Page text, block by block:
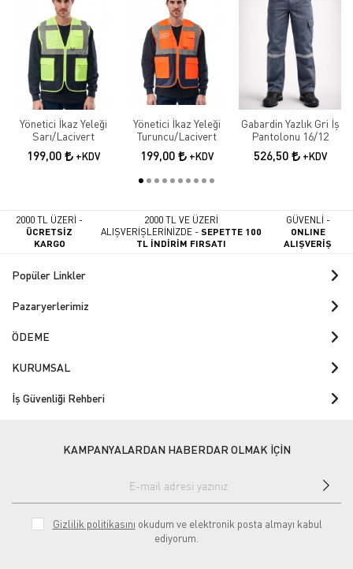
Yönetici İkaz Yeleği
Sarı/Lacivert
199,00 +KDV
Yönetici İkaz Yeleği
Turuncu/Lacivert
199,00 +KDV
Gabardin Yazlık Gri İş
Pantolonu 16/12
526,50 +KDV
2000 TL ÜZERİ -
ÜCRETSİZ
KARGO
2000 TL VE ÜZERİ
ALIŞVERİŞLERİNİZDE -SEPETTE 100
TL İNDİRİM FIRSATI
GÜVENLİ -
ONLINE
ALIŞVERİŞ
Popüler Linkler
Pazaryerlerimiz
ÖDEME
KURUMSAL
İş Güvenliği Rehberi
KAMPANYALARDAN HABERDAR OLMAK İÇİN
Gizlilik politikasını okudum ve elektronik posta almayı kabul
ediyorum.